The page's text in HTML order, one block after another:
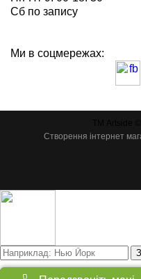
Сб по запису
Ми в соцмережах:
Створення інтернет
Товарів: 0)